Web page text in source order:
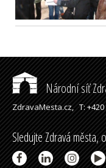
Národní síť
ZdravaMesta.cz,T: +420
Sledujte Zdravá města,